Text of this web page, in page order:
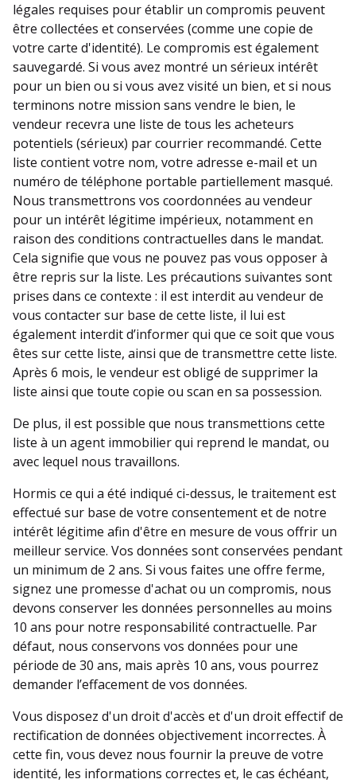
légales requises pour établir un compromis peuvent
être collectées et conservées (comme une copie de
votre carte d'identité). Le compromis est également
sauvegardé. Si vous avez montré un sérieux intérêt
pour un bien ou si vous avez visité un bien, et si nous
terminons notre mission sans vendre le bien, le
vendeur recevra une liste de tous les acheteurs
potentiels (sérieux) par courrier recommandé. Cette
liste contient votre nom, votre adresse e-mail et un
numéro de téléphone portable partiellement masqué.
Nous transmettrons vos coordonnées au vendeur
pour un intérêt légitime impérieux, notamment en
raison des conditions contractuelles dans le mandat.
Cela signifie que vous ne pouvez pas vous opposer à
être repris sur la liste. Les précautions suivantes sont
prises dans ce contexte : il est interdit au vendeur de
vous contacter sur base de cette liste, il lui est
également interdit d’informer qui que ce soit que vous
êtes sur cette liste, ainsi que de transmettre cette liste.
Après 6 mois, le vendeur est obligé de supprimer la
liste ainsi que toute copie ou scan en sa possession.
De plus, il est possible que nous transmettions cette
liste à un agent immobilier qui reprend le mandat, ou
avec lequel nous travaillons.
Hormis ce qui a été indiqué ci-dessus, le traitement est
effectué sur base de votre consentement et de notre
intérêt légitime afin d'être en mesure de vous offrir un
meilleur service. Vos données sont conservées pendant
un minimum de 2 ans. Si vous faites une offre ferme,
signez une promesse d'achat ou un compromis, nous
devons conserver les données personnelles au moins
10 ans pour notre responsabilité contractuelle. Par
défaut, nous conservons vos données pour une
période de 30 ans, mais après 10 ans, vous pourrez
demander l’effacement de vos données.
Vous disposez d'un droit d'accès et d'un droit effectif de
rectification de données objectivement incorrectes. À
cette fin, vous devez nous fournir la preuve de votre
identité, les informations correctes et, le cas échéant,